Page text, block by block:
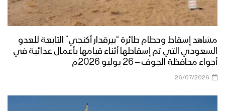
مشاهد إسقاط وحطام طائرة “بيرقدار أكنجي” التابعة للعدو
السعودي التي تم إسقاطها أثناء قيامها بأعمال عدائية في
أجواء محافظة الجوف – 26 يوليو 2026م
26/07/2026